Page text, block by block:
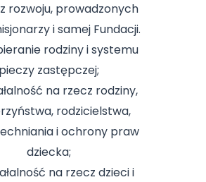
rozwoju, prowadzonych
i samej Fundacji.
rodziny i systemu
pieczy zastępczej;
na rzecz rodziny,
rodzicielstwa,
i ochrony praw
dziecka;
na rzecz dzieci i